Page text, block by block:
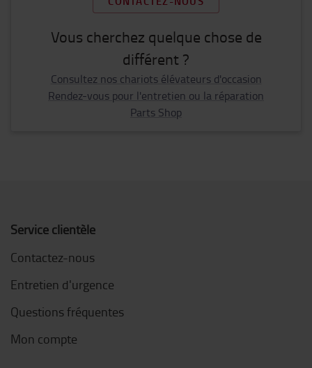
Vous cherchez quelque chose de
différent ?
Consultez nos chariots élévateurs d'occasion
Rendez-vous pour l'entretien ou la réparation
Parts Shop
Service clientèle
Contactez-nous
Entretien d'urgence
Questions fréquentes
Mon compte